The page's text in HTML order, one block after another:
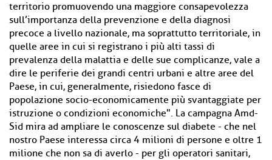
territorio promuovendo una maggiore consapevolezza
sull’importanza della prevenzione e della diagnosi
precoce a livello nazionale, ma soprattutto territoriale, in
quelle aree in cui si registrano i più alti tassi di
prevalenza della malattia e delle sue complicanze, vale a
dire le periferie dei grandi centri urbani e altre aree del
Paese, in cui, generalmente, risiedono fasce di
popolazione socio-economicamente più svantaggiate per
istruzione o condizioni economiche". La campagna Amd-
Sid mira ad ampliare le conoscenze sul diabete - che nel
nostro Paese interessa circa 4 milioni di persone e oltre 1
milione che non sa di averlo - per gli operatori sanitari,